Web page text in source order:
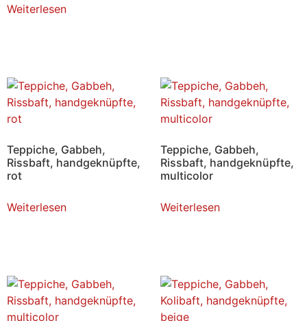
Weiterlesen
Teppiche, Gabbeh,
Rissbaft, handgeknüpfte,
rot
Weiterlesen
Teppiche, Gabbeh,
Rissbaft, handgeknüpfte,
multicolor
Weiterlesen